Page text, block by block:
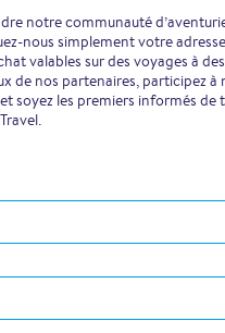
notre communauté
nous simplement votre
valables sur des voyages à
de nos partenaires, participez à
soyez les premiers informés de